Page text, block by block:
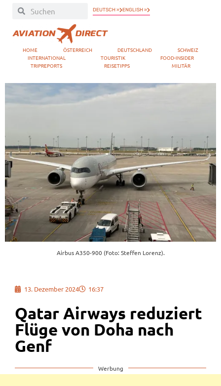
DEUTSCH » ENGLISH »
HOME ÖSTERREICH DEUTSCHLAND
SCHWEIZ
INTERNATIONAL
TOURISTIK
FOOD-INSIDER
TRIPREPORTS
REISETIPPS MILITÄR
Airbus A350-900 (Foto: Steffen Lorenz).
13. Dezember 2024 16:37
Qatar Airways reduziert
Flüge von Doha nach
Genf
Werbung